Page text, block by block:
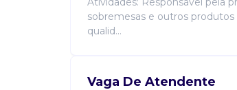
sobremesas e outros
qualid...
Vaga De Atendente